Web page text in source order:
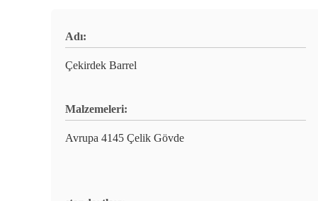
Adı:
Çekirdek Barrel
Malzemeleri:
Avrupa 4145 Çelik Gövde